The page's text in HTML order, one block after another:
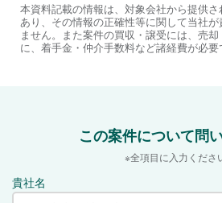
本資料記載の情報は、対象会社から提供
あり、その情報の正確性等に関して当社
ません。また案件の買収・譲受には、売
に、着手金・仲介手数料など諸経費が必要